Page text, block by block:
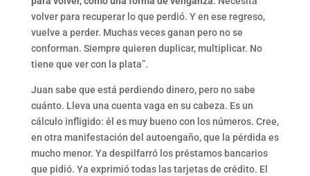
volver para recuperar lo que perdió. Y en ese regreso,
vuelve a perder. Muchas veces ganan pero no se
conforman. Siempre quieren duplicar, multiplicar. No
tiene que ver con la plata”.
Juan sabe que está perdiendo dinero, pero no sabe
cuánto. Lleva una cuenta vaga en su cabeza. Es un
cálculo infligido: él es muy bueno con los números. Cree,
en otra manifestación del autoengaño, que la pérdida es
mucho menor. Ya despilfarró los préstamos bancarios
que pidió. Ya exprimió todas las tarjetas de crédito. El